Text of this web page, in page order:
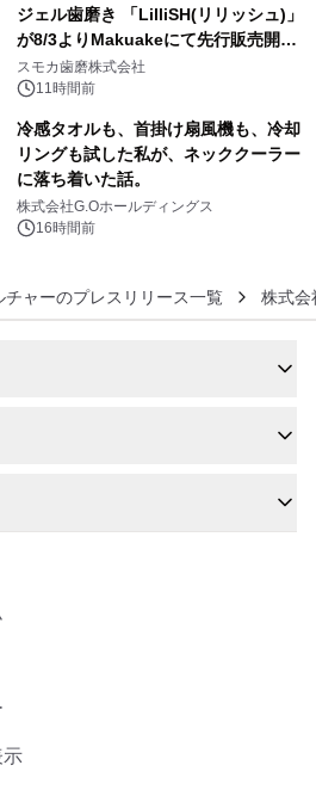
ジェル歯磨き 「LilliSH(リリッシュ)」
が8/3よりMakuakeにて先行販売開
始！
スモカ歯磨株式会社
11時間前
冷感タオルも、首掛け扇風機も、冷却
リングも試した私が、ネッククーラー
に落ち着いた話。
株式会社G.Oホールディングス
16時間前
チャーのプレスリリース一覧 株式会
示